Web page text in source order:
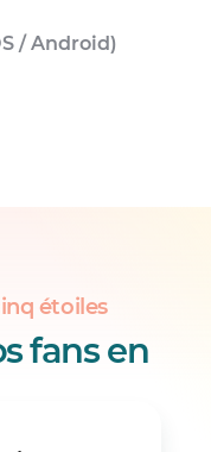
/ Android)
étoiles
fans en